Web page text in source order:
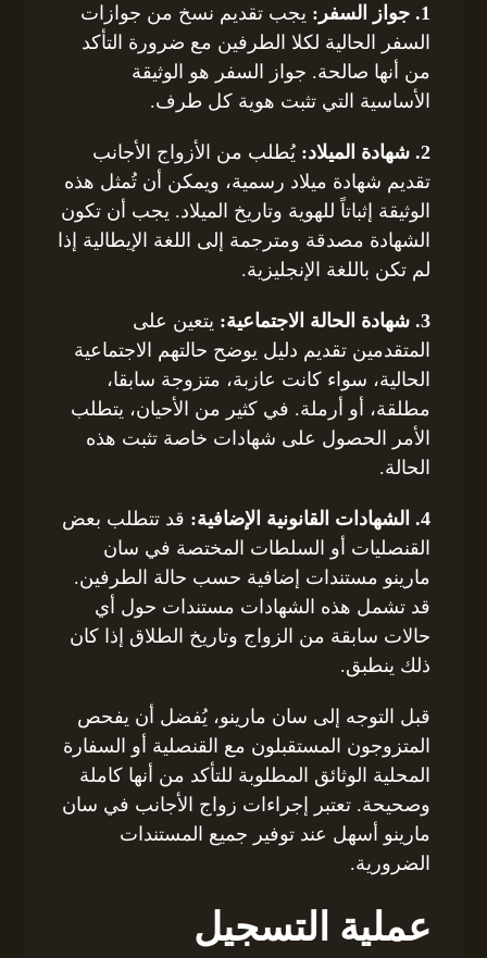
1. جواز السفر:
يجب تقديم نسخ من جوازات
السفر الحالية لكلا الطرفين مع ضرورة التأكد
من أنها صالحة. جواز السفر هو الوثيقة
الأساسية التي تثبت هوية كل طرف.
2. شهادة الميلاد:
يُطلب من الأزواج الأجانب
تقديم شهادة ميلاد رسمية، ويمكن أن تُمثل هذه
الوثيقة إثباتاً للهوية وتاريخ الميلاد. يجب أن تكون
الشهادة مصدقة ومترجمة إلى اللغة الإيطالية إذا
لم تكن باللغة الإنجليزية.
3. شهادة الحالة الاجتماعية:
يتعين على
المتقدمين تقديم دليل يوضح حالتهم الاجتماعية
الحالية، سواء كانت عازبة، متزوجة سابقا،
مطلقة، أو أرملة. في كثير من الأحيان، يتطلب
الأمر الحصول على شهادات خاصة تثبت هذه
الحالة.
4. الشهادات القانونية الإضافية:
قد تتطلب بعض
القنصليات أو السلطات المختصة في سان
مارينو مستندات إضافية حسب حالة الطرفين.
قد تشمل هذه الشهادات مستندات حول أي
حالات سابقة من الزواج وتاريخ الطلاق إذا كان
ذلك ينطبق.
قبل التوجه إلى سان مارينو، يُفضل أن يفحص
المتزوجون المستقبلون مع القنصلية أو السفارة
المحلية الوثائق المطلوبة للتأكد من أنها كاملة
وصحيحة. تعتبر إجراءات زواج الأجانب في سان
مارينو أسهل عند توفير جميع المستندات
الضرورية.
عملية التسجيل